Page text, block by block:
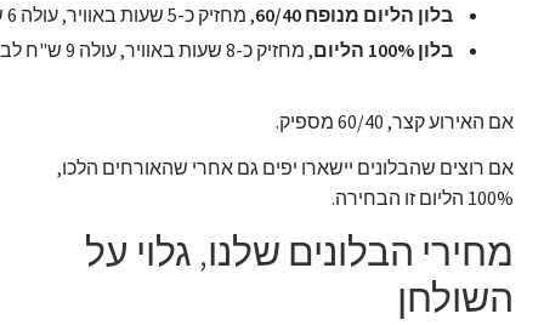
בלון הליום מנופח 60/40
, מחזיק כ-5 שעות באוויר, עולה 6 ש"ח לבלון בודד.
בלון 100% הליום
, מחזיק כ-8 שעות באוויר, עולה 9 ש"ח לבלון בודד.
אם האירוע קצר, 60/40 מספיק.
אם רוצים שהבלונים יישארו יפים גם אחרי שהאורחים הלכו,
100% הליום זו הבחירה.
מחירי הבלונים שלנו, גלוי על
השולחן